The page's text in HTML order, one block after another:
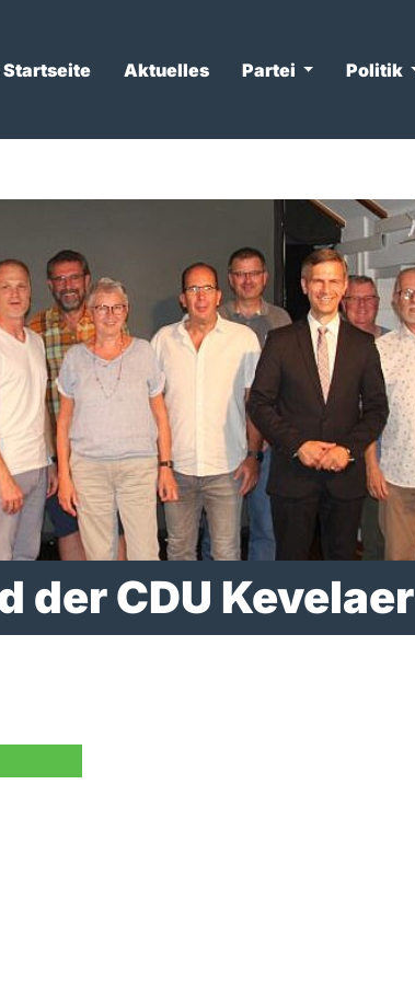
Startseite Aktuelles Partei Politik
der CDU Kevelaer